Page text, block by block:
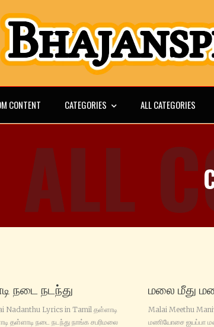
CONTENT CATEGORIES ALL CATEGORIES
ALL
நடை நடந்து
Nadanthu Lyrics in Tamil தள்ளாடி
தள்ளாடி நடை நடந்து நாங்க‌ சபரிமலை
மலை மீது
Malai Meethu
மணியோசை ஐயப்பா